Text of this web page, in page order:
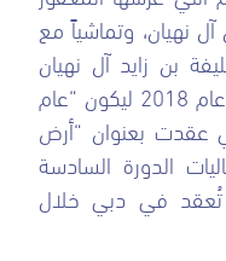
نهيان، وتماشياً مع
بن زايد آل نهيان
رئيس الدولة –حفظه الله- باختيار عام 2018 ليكون “عام
عقدت بعنوان “أرض
الدورة السادسة
تُعقد في دبي خلال